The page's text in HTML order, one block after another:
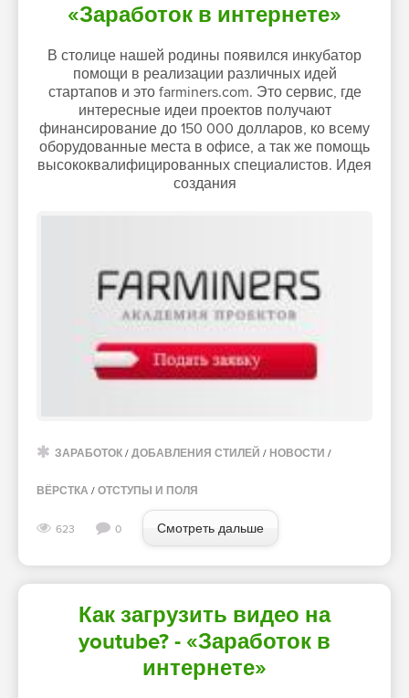
«Заработок в интернете»
В столице нашей родины появился инкубатор
помощи в реализации различных идей
стартапов и это farminers.com. Это сервис, где
интересные идеи проектов получают
финансирование до 150 000 долларов, ко всему
оборудованные места в офисе, а так же помощь
высококвалифицированных специалистов. Идея
создания
ЗАРАБОТОК / ДОБАВЛЕНИЯ СТИЛЕЙ / НОВОСТИ /
ВЁРСТКА / ОТСТУПЫ И ПОЛЯ
623 0 Смотреть дальше
Как загрузить видео на
youtube? - «Заработок в
интернете»